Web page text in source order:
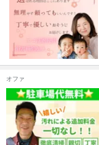
オファ